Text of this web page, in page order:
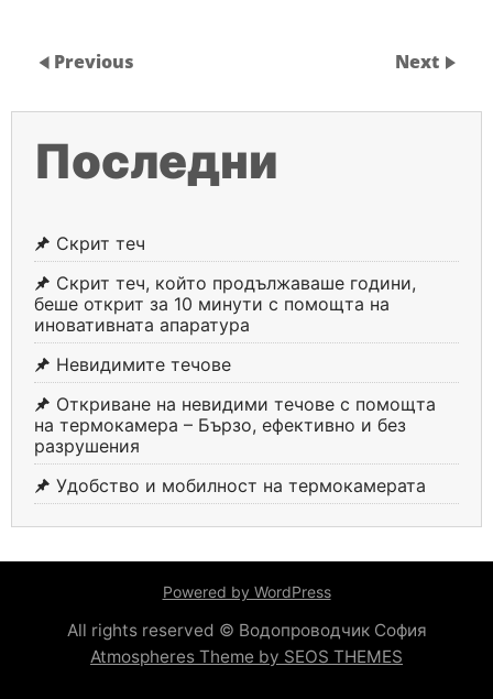
Previous Next
Последни
Скрит теч
Скрит теч, който продължаваше години,
беше открит за 10 минути с помощта на
иновативната апаратура
Невидимите течове
Откриване на невидими течове с помощта
на термокамера – Бързо, ефективно и без
разрушения
Удобство и мобилност на термокамерата
Powered by WordPress
All rights reserved © Водопроводчик София
Atmospheres Theme by SEOS THEMES